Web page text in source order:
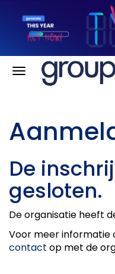
De
gesloten.
De organisatie heeft
Voor meer informatie
contact op met de